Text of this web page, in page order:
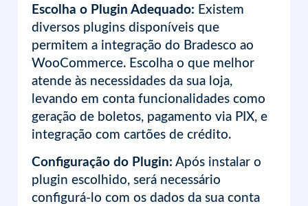
Escolha o Plugin Adequado: Existem
diversos plugins disponíveis que
permitem a integração do Bradesco ao
WooCommerce. Escolha o que melhor
atende às necessidades da sua loja,
levando em conta funcionalidades como
geração de boletos, pagamento via PIX, e
integração com cartões de crédito.
Configuração do Plugin: Após instalar o
plugin escolhido, será necessário
configurá-lo com os dados da sua conta